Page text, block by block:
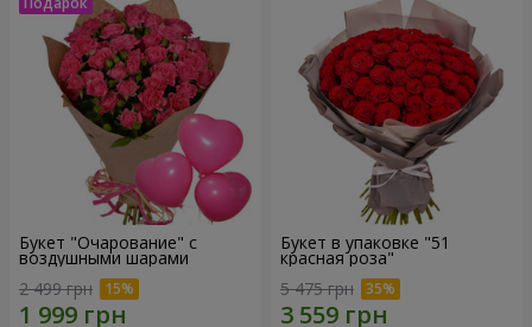
Букет "Очарование" с
воздушными шарами
2 499 грн
Букет в упаковке "51
красная роза"
5 475 грн